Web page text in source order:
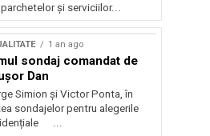
și serviciilor...
1 an ago
sondaj comandat de
Dan
Simion și Victor Ponta, în
sondajelor pentru alegerile
...